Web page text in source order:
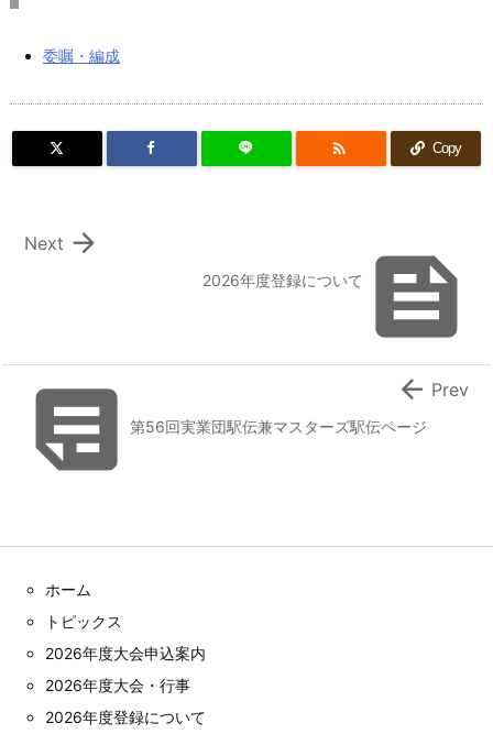
委嘱・編成
 Copy

2026年度登録について

Next
第56回実業団駅伝兼マスターズ駅伝ページ
 Prev
ホーム
トピックス
2026年度大会申込案内
2026年度大会・行事
2026年度登録について